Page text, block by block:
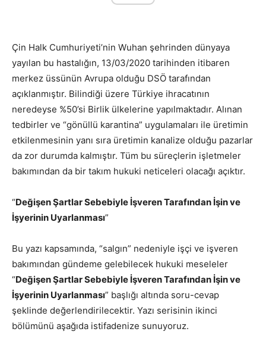
Çin Halk Cumhuriyeti’nin Wuhan şehrinden dünyaya
yayılan bu hastalığın, 13/03/2020 tarihinden itibaren
merkez üssünün Avrupa olduğu DSÖ tarafından
açıklanmıştır. Bilindiği üzere Türkiye ihracatının
neredeyse %50’si Birlik ülkelerine yapılmaktadır. Alınan
tedbirler ve “gönüllü karantina” uygulamaları ile üretimin
etkilenmesinin yanı sıra üretimin kanalize olduğu pazarlar
da zor durumda kalmıştır. Tüm bu süreçlerin işletmeler
bakımından da bir takım hukuki neticeleri olacağı açıktır.
“Değişen Şartlar Sebebiyle İşveren Tarafından İşin ve
İşyerinin Uyarlanması”
Bu yazı kapsamında, “salgın” nedeniyle işçi ve işveren
bakımından gündeme gelebilecek hukuki meseleler
“Değişen Şartlar Sebebiyle İşveren Tarafından İşin ve
İşyerinin Uyarlanması” başlığı altında soru-cevap
şeklinde değerlendirilecektir. Yazı serisinin ikinci
bölümünü aşağıda istifadenize sunuyoruz.